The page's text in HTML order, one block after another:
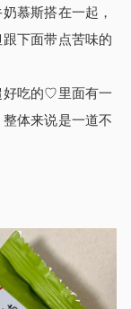
慕斯搭在一起，
下面带点苦味的
好吃的♡里面有一
体来说是一道不